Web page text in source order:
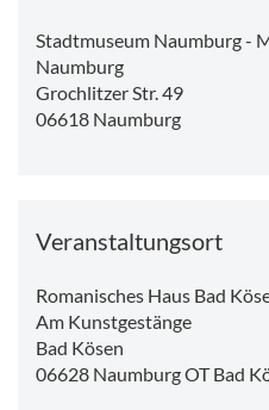
Stadtmuseum Naumburg -
Naumburg
Grochlitzer Str. 49
06618 Naumburg
Veranstaltungsort
Romanisches Haus Bad
Am Kunstgestänge
Bad Kösen
06628 Naumburg OT Bad